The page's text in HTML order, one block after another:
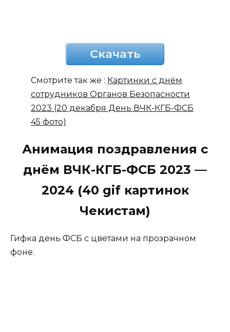
Скачать
Смотрите так же : Картинки с днём
сотрудников Органов Безопасности
2023 (20 декабря День ВЧК-КГБ-ФСБ
45 фото)
Анимация поздравления с
днём ВЧК-КГБ-ФСБ 2023 —
2024 (40 gif картинок
Чекистам)
Гифка день ФСБ с цветами на прозрачном
фоне.